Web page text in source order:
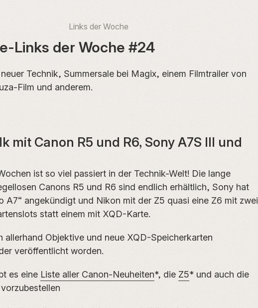
Links der Woche
Links der Woche #24
Technik, Summersale bei Magix, einem Filmtrailer von
Film und anderem.
mit Canon R5 und R6, Sony A7S III und
ist so viel passiert in der Technik-Welt! Die lange
Canons R5 und R6 sind endlich erhältlich, Sony hat
A7“ angekündigt und Nikon mit der Z5 quasi eine Z6 mit zwei
statt einem mit XQD-Karte.
allerhand Objektive und neue XQD-Speicherkarten
veröffentlicht worden.
es eine Liste aller Canon-Neuheiten*, die Z5* und auch die